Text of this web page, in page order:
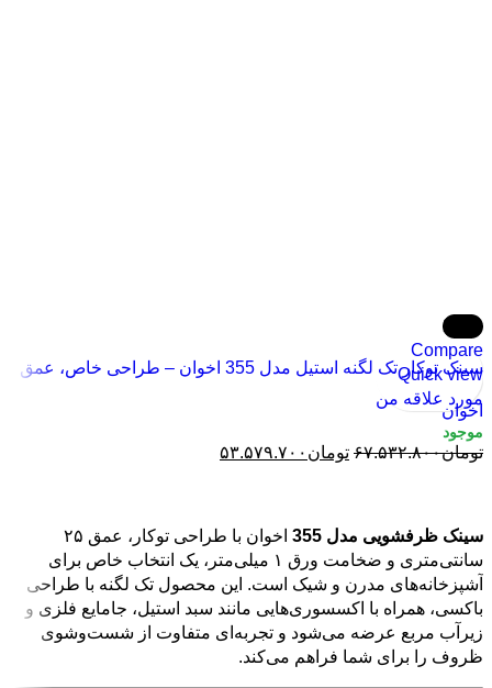
-21%
Compare
Quick view
مورد علاقه من
سینک توکار تک لگنه استیل مدل 355 اخوان – طراحی خاص، عمق
بالا و لوازم جانبی کامل
اخوان
تومان۶۷.۵۳۲.۸۰۰ تومان ۵۳.۵۷۹.۷۰۰
سینک ظرفشویی مدل 355
اخوان با طراحی توکار، عمق ۲۵
سانتی‌متری و ضخامت ورق ۱ میلی‌متر، یک انتخاب خاص برای
آشپزخانه‌های مدرن و شیک است. این محصول تک لگنه با طراحی
باکسی، همراه با اکسسوری‌هایی مانند سبد استیل، جا‌مایع فلزی و
زیرآب مربع عرضه می‌شود و تجربه‌ای متفاوت از شست‌وشوی
ظروف را برای شما فراهم می‌کند.